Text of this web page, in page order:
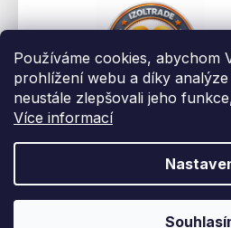
Používáme cookies, abychom
prohlížení webu a díky
neustále zlepšovali jeho
Více informací
Vytvořil